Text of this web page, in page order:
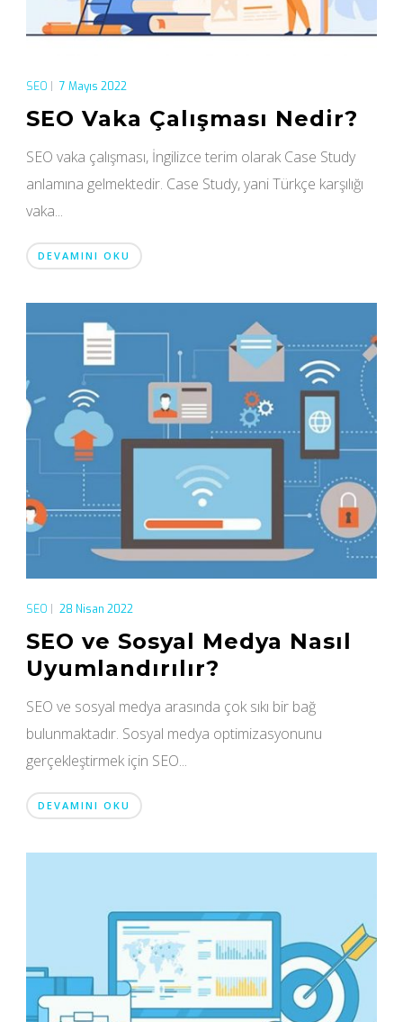
SEO 7 Mayıs 2022
SEO Vaka Çalışması Nedir?
SEO vaka çalışması, İngilizce terim olarak Case Study
anlamına gelmektedir. Case Study, yani Türkçe karşılığı
vaka...
DEVAMINI OKU
SEO 28 Nisan 2022
SEO ve Sosyal Medya Nasıl
Uyumlandırılır?
SEO ve sosyal medya arasında çok sıkı bir bağ
bulunmaktadır. Sosyal medya optimizasyonunu
gerçekleştirmek için SEO...
DEVAMINI OKU